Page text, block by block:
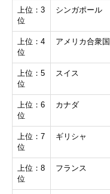
上位：3
位
シンガポール
上位：4
位
アメリカ合衆国
上位：5
位
スイス
上位：6
位
カナダ
上位：7
位
ギリシャ
上位：8
位
フランス